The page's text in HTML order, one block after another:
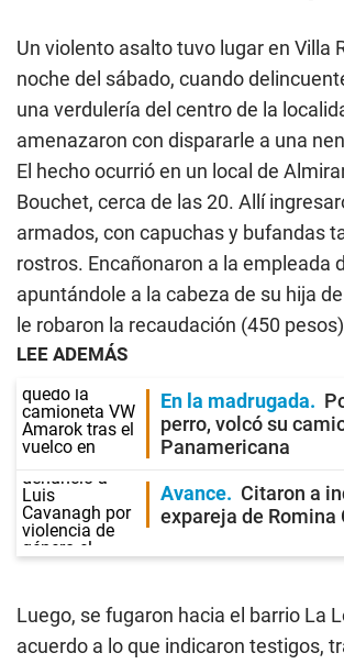
Un violento asalto tuvo lugar en Villa
noche del sábado, cuando
una verdulería del centro de la
amenazaron con dispararle a una
El hecho ocurrió en un local de
Bouchet, cerca de las 20. Allí
armados, con capuchas y bufandas
rostros. Encañonaron a la empleada
apuntándole a la cabeza de su hija
le robaron la recaudación (450
LEE ADEMÁS
En la madrugada
perro, volcó su
Panamericana
Avance
Citaron a
expareja de Romina
Luego, se fugaron hacia el barrio La
acuerdo a lo que indicaron testigos,